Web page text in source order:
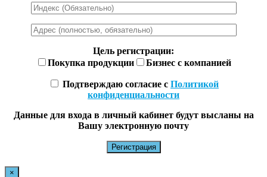
Цель регистрации:
Покупка продукции
Бизнес с компанией
Подтверждаю согласие с Политикой
конфиденциальности
Данные для входа в личный кабинет будут высланы на
Вашу электронную почту
×